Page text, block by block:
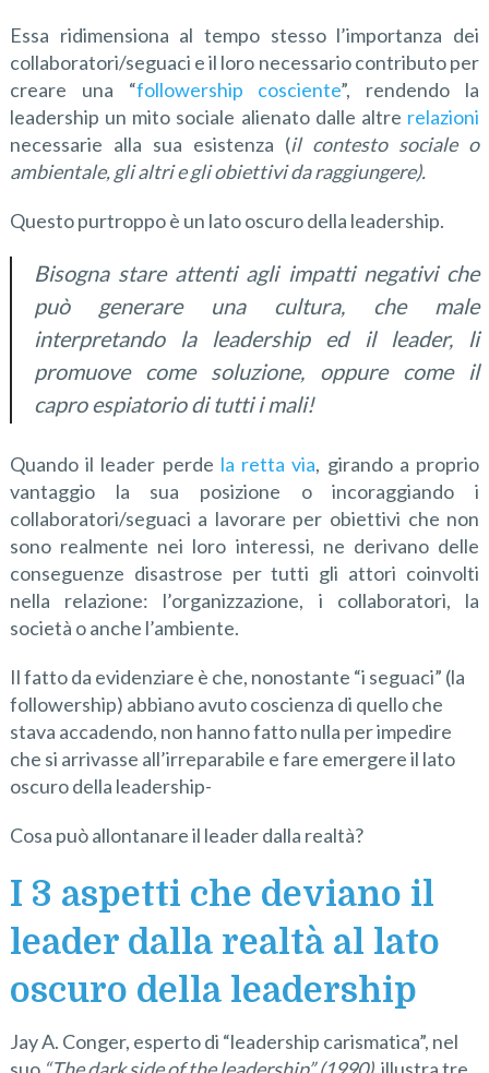
Essa ridimensiona al tempo stesso l’importanza dei
collaboratori/seguaci e il loro necessario contributo per
creare una “followership cosciente”, rendendo la
leadership un mito sociale alienato dalle altre relazioni
necessarie alla sua esistenza (il contesto sociale o
ambientale, gli altri e gli obiettivi da raggiungere).
Questo purtroppo è un lato oscuro della leadership.
Bisogna stare attenti agli impatti negativi che
può generare una cultura, che male
interpretando la leadership ed il leader, li
promuove come soluzione, oppure come il
capro espiatorio di tutti i mali!
Quando il leader perde la retta via, girando a proprio
vantaggio la sua posizione o incoraggiando i
collaboratori/seguaci a lavorare per obiettivi che non
sono realmente nei loro interessi, ne derivano delle
conseguenze disastrose per tutti gli attori coinvolti
nella relazione: l’organizzazione, i collaboratori, la
società o anche l’ambiente.
Il fatto da evidenziare è che, nonostante “i seguaci” (la
followership) abbiano avuto coscienza di quello che
stava accadendo, non hanno fatto nulla per impedire
che si arrivasse all’irreparabile e fare emergere il lato
oscuro della leadership-
Cosa può allontanare il leader dalla realtà?
I 3 aspetti che deviano il
leader dalla realtà al lato
oscuro della leadership
Jay A. Conger, esperto di “leadership carismatica”, nel